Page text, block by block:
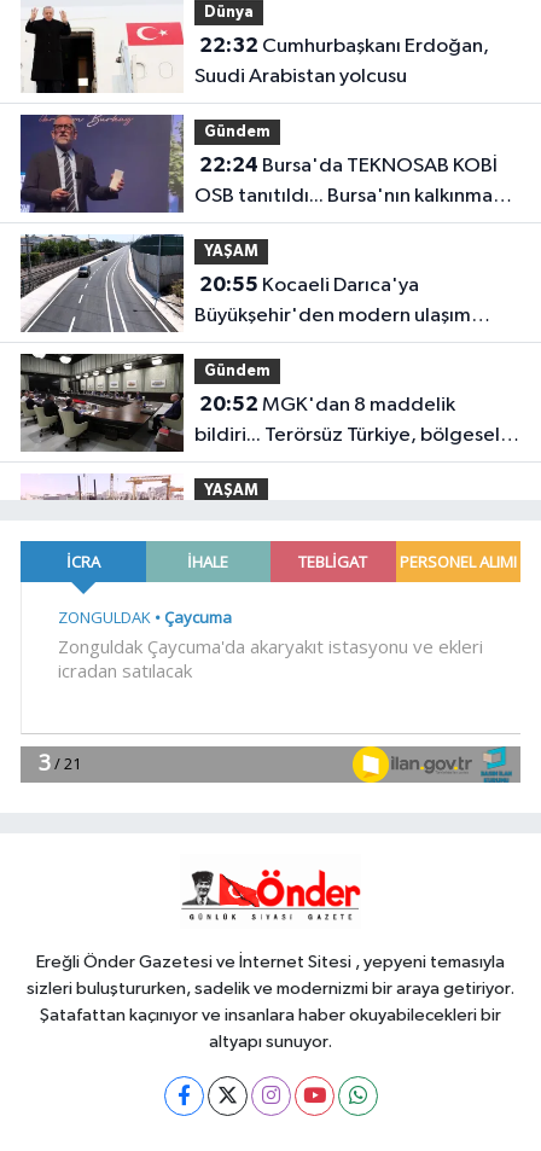
Dünya
22:32
Suudi Arabistan yolcusu
Gündem
22:24
OSB tanıtıldı... Bursa'nın kalkınma
yolculuğunda yeni dönem
YAŞAM
20:55
Büyükşehir'den modern ulaşım
yatırımı
Gündem
20:52
bildiri... Terörsüz Türkiye, bölgesel
güvenlik ve Gazze mesajı
YAŞAM
gemi
18:52Türk Tarih Kurumu'ndan tarihi
18:48 .
Ereğli Önder Gazetesi ve İnternet Sitesi , yepyeni temasıyla
sizleri buluştururken, sadelik ve modernizmi bir araya getiriyor.
Şatafattan kaçınıyor ve insanlara haber okuyabilecekleri bir
altyapı sunuyor.